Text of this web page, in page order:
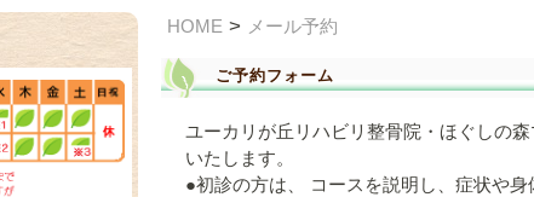
HOME > メール予約
ご予約フォーム
ユーカリが丘リハビリ整骨院・ほぐしの
いたします。
●初診の方は、 コースを説明し、症状や